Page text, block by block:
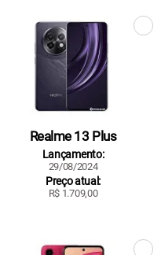
Realme 13 Plus
Lançamento:
29/08/2024
Preço atual:
R$ 1.709,00